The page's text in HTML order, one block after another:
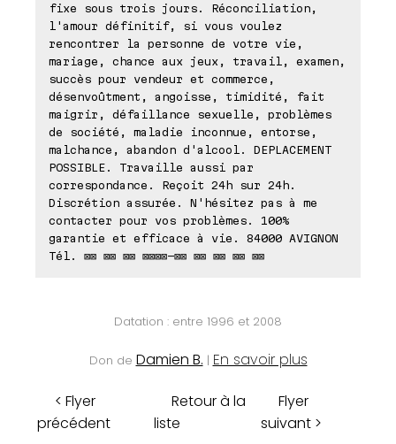
fixe sous trois jours. Réconciliation,
l'amour définitif, si vous voulez
rencontrer la personne de votre vie,
mariage, chance aux jeux, travail, examen,
succès pour vendeur et commerce,
désenvoûtment, angoisse, timidité, fait
maigrir, défaillance sexuelle, problèmes
de société, maladie inconnue, entorse,
malchance, abandon d'alcool. DEPLACEMENT
POSSIBLE. Travaille aussi par
correspondance. Reçoit 24h sur 24h.
Discrétion assurée. N'hésitez pas à me
contacter pour vos problèmes. 100%
garantie et efficace à vie. 84000 AVIGNON
Tél. ⊠⊠ ⊠⊠ ⊠⊠ ⊠⊠⊠⊠-⊠⊠ ⊠⊠ ⊠⊠ ⊠⊠ ⊠⊠
Datation : entre 1996 et 2008
Don de Damien B. | En savoir plus
< Flyer
précédent
Retour à la
liste
Flyer
suivant >